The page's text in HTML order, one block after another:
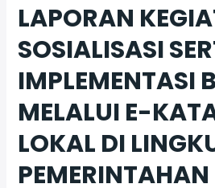
LAPORAN
SOSIALISASI
IMPLEMENTASI
MELALUI E-
LOKAL DI
PEMERINTAHAN